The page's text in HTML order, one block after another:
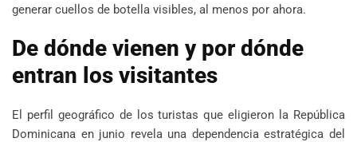
generar cuellos de botella visibles, al menos por ahora.
De dónde vienen y por dónde
entran los visitantes
El perfil geográfico de los turistas que eligieron la República
Dominicana en junio revela una dependencia estratégica del